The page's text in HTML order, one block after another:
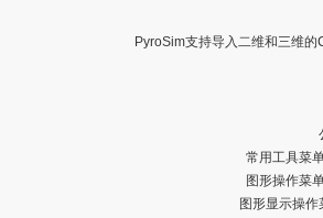
PyroSim支持导入二维和三维
常用工具菜
图形操作菜
图形显示操